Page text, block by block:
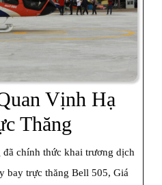
Vịnh Hạ
Thăng
Vé
Thăm
chính thức khai trương dịch
bay trực thăng Bell 505, Giá